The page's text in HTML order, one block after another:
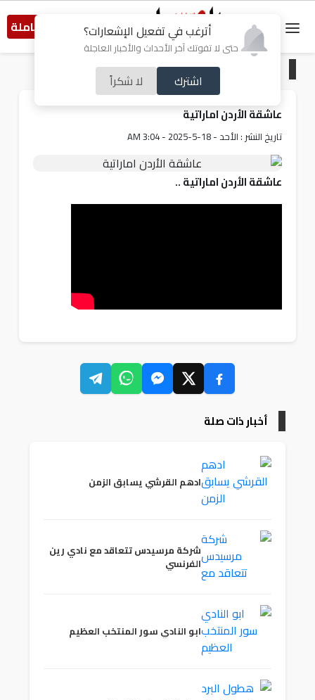
أترغب في تفعيل الإشعارات؟
حتى لا تفوتك آخر الأحداث والأخبار العاجلة
اشترك لا شكراً
النسخة الكاملة
الشريط TV
عاشقة الأردن اماراتية
تاريخ النشر : الأحد - 18-5-2025 - 3:04 AM
عاشقة الأردن اماراتية ..
أخبار ذات صلة
ادهم القرشي يسابق الزمن
شركة مرسيدس تتعاقد مع نادي رين
الفرنسي
ابو النادي سور المنتخب العظيم